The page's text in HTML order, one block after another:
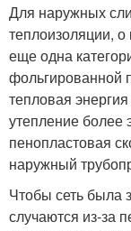
Для наружных
теплоизоляции,
еще одна
фольгированной
тепловая
утепление
пенопластовая
наружный
Чтобы сеть была
случаются из-за